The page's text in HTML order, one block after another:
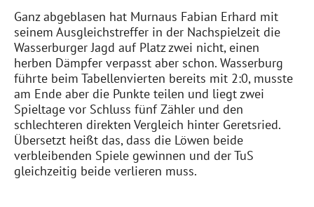
Ganz abgeblasen hat Murnaus Fabian Erhard mit
seinem Ausgleichstreffer in der Nachspielzeit die
WasserburgerJagd auf Platz zwei nicht, einen
herben Dämpfer verpasst aber schon. Wasserburg
führte beim Tabellenvierten bereits mit 2:0, musste
am Ende aber die Punkte teilen und liegt zwei
Spieltage vor Schluss fünfZähler und den
schlechteren direkten Vergleich hinter Geretsried.
Übersetzt heißt das, dass die Löwen beide
verbleibenden Spiele gewinnen und der TuS
gleichzeitig beide verlieren muss.